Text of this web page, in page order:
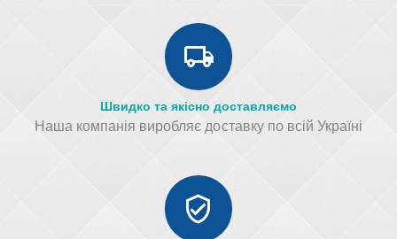
Швидко та якісно доставляємо
Наша компанія виробляє доставку по всій Україні